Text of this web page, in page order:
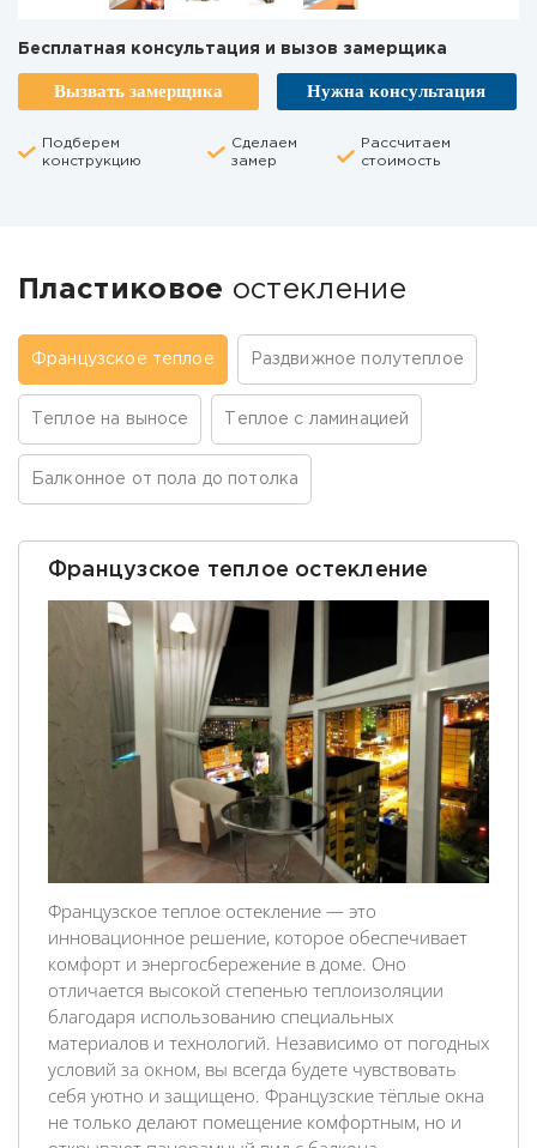
Бесплатная консультация и вызов замерщика
Вызвать замерщика Нужна консультация
Подберем
конструкцию
Сделаем
замер
Рассчитаем
стоимость
Пластиковое остекление
Французское теплое Раздвижное полутеплое
Теплое на выносе Теплое с ламинацией
Балконное от пола до потолка
Французское теплое остекление
Французское теплое остекление — это
инновационное решение, которое обеспечивает
комфорт и энергосбережение в доме. Оно
отличается высокой степенью теплоизоляции
благодаря использованию специальных
материалов и технологий. Независимо от погодных
условий за окном, вы всегда будете чувствовать
себя уютно и защищено. Французские тёплые окна
не только делают помещение комфортным, но и